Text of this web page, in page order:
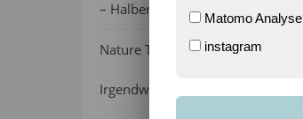
– Halber Alltag ist zurück
Nature Thursday 21/2026 –
Irgendwie wie April, oder?
Matomo Analyse
instagram